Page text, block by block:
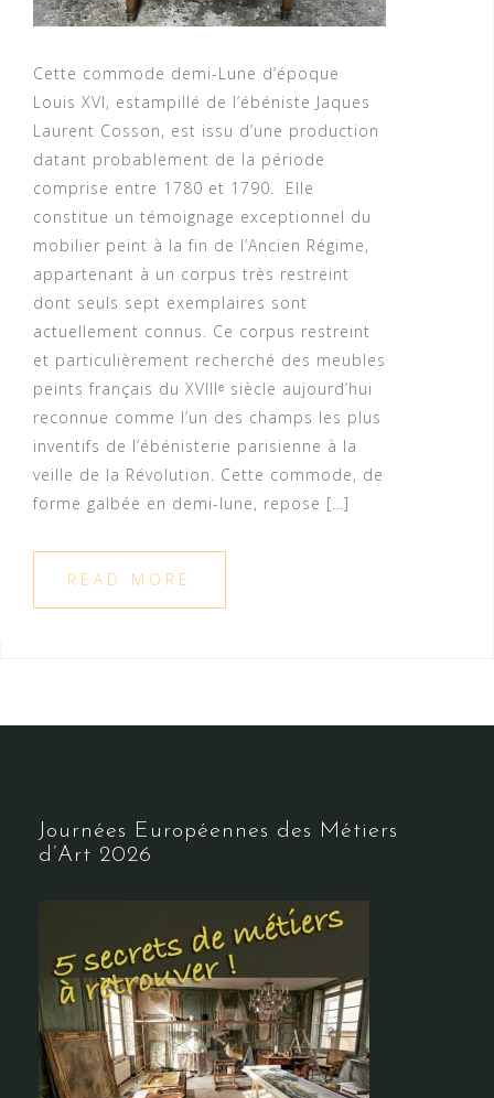
Cette commode demi-Lune d’époque
Louis XVI, estampillé de l’ébéniste Jaques
Laurent Cosson, est issu d’une production
datant probablement de la période
comprise entre 1780 et 1790. Elle
constitue un témoignage exceptionnel du
mobilier peint à la fin de l’Ancien Régime,
appartenant à un corpus très restreint
dont seuls sept exemplaires sont
actuellement connus. Ce corpus restreint
et particulièrement recherché des meubles
peints français du XVIIIᵉ siècle aujourd’hui
reconnue comme l’un des champs les plus
inventifs de l’ébénisterie parisienne à la
veille de la Révolution. Cette commode, de
forme galbée en demi-lune, repose […]
READ MORE
Journées Européennes des Métiers
d’Art 2026